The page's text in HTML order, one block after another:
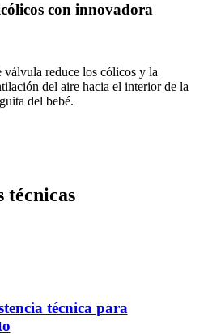
con innovadora
reduce los cólicos y la
del aire hacia el interior de la
del bebé.
técnicas
técnica para